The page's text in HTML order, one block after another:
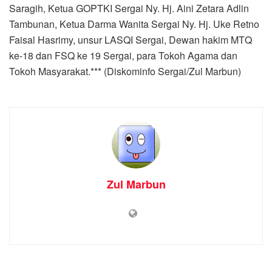
Saragih, Ketua GOPTKI Sergai Ny. Hj. Aini Zetara Adlin
Tambunan, Ketua Darma Wanita Sergai Ny. Hj. Uke Retno
Faisal Hasrimy, unsur LASQI Sergai, Dewan hakim MTQ
ke-18 dan FSQ ke 19 Sergai, para Tokoh Agama dan
Tokoh Masyarakat.*** (Diskominfo Sergai/Zul Marbun)
Zul Marbun